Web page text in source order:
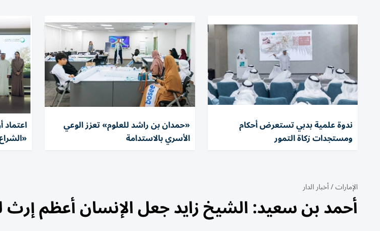
ندوة علمية بدبي تستعرض أحكام
ومستجدات زكاة التمور
«حمدان بن راشد للعلوم» تعزز الوعي
الأسري بالاستدامة
الإمارات/أخبار الدار
أحمد بن سعيد: الشيخ زايد جعل الإنسان أعظم